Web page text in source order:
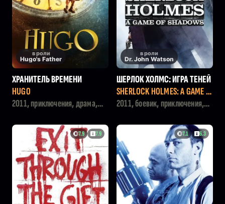
в роли
Hugo's Father
ХРАНИТЕЛЬ ВРЕМЕНИ
HUGO
2011, приключения, драма,
в роли
Dr. John Watson
ШЕРЛОК ХОЛМС: ИГРА ТЕНЕЙ
SHERLOCK HOLMES: A GAME O
F SHADOWS
2011, боевик, приключения,
7.9 7.9 7.1 6.3